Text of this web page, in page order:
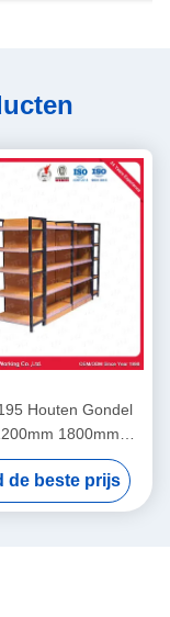
Houten Gondel
1800mm
de Plank van de
5 Rijopslag
de beste prijs